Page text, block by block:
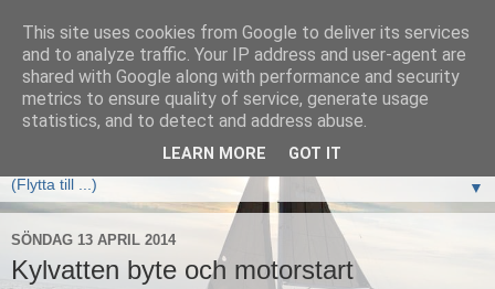
Elan333 Vilja
www.elan333.se - en blogg om båten, seglingar, havet och
allt som hör därtill
▼
SÖNDAG 13 APRIL 2014
Kylvatten byte och motorstart
This site uses cookies from Google to deliver its services
and to analyze traffic. Your IP address and user-agent are
shared with Google along with performance and security
metrics to ensure quality of service, generate usage
statistics, and to detect and address abuse.
LEARN MORE GOT IT